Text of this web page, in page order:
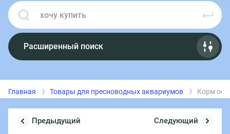
Расширенный поиск
Главная Товары для пресноводных аквариумов Корм
Предыдущий Следующий